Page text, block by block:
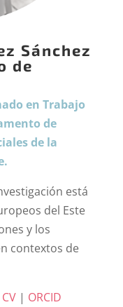
Sánchez
de
en Trabajo
de
de la
está
del Este
y los
contextos de
CV| ORCID